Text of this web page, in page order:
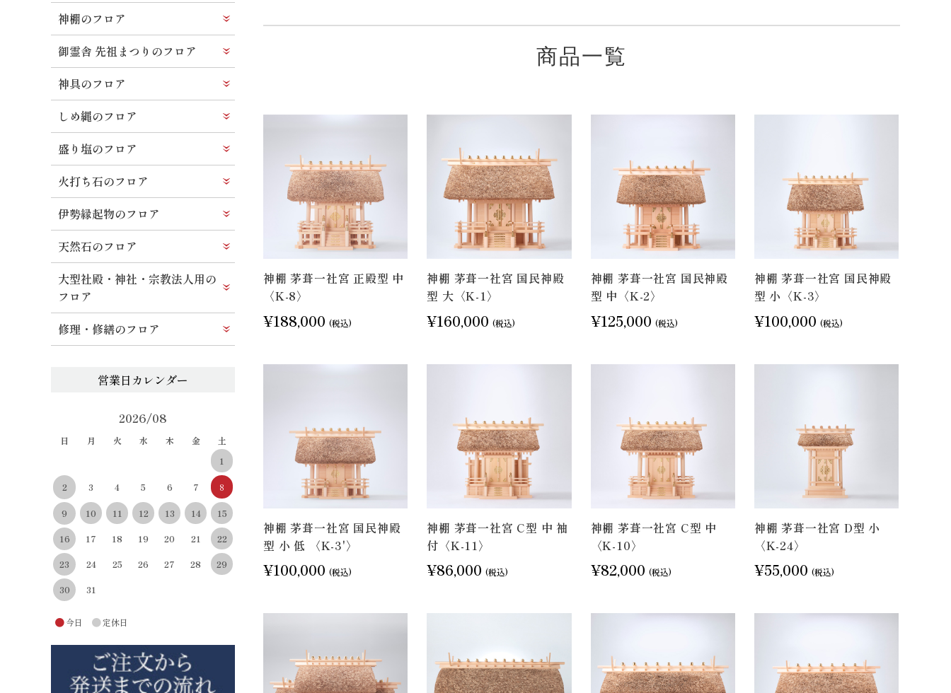
商品一覧
神棚 茅葺一社宮 正殿型 中
〈K-8〉
¥188,000 (税込)
神棚 茅葺一社宮 国民神殿
型 大〈K-1〉
¥160,000 (税込)
神棚 茅葺一社宮 国民神殿
型 中〈K-2〉
¥125,000 (税込)
神棚 茅葺一社宮 国民神殿
型 小〈K-3〉
¥100,000 (税込)
神棚 茅葺一社宮 国民神殿
型 小 低 〈K-3'〉
¥100,000 (税込)
神棚 茅葺一社宮 C型 中 袖
付〈K-11〉
¥86,000 (税込)
神棚 茅葺一社宮 C型 中
〈K-10〉
¥82,000 (税込)
神棚 茅葺一社宮 D型 小
〈K-24〉
¥55,000 (税込)
神棚のフロア
御霊舎 先祖まつりのフロア
神具のフロア
しめ縄のフロア
盛り塩のフロア
火打ち石のフロア
伊勢縁起物のフロア
天然石のフロア
大型社殿・神社・宗教法人用の
フロア
修理・修繕のフロア
2026/08
日 月 火 水 木 金
土
1
2 3 4 5 6 7 8
9 10 11 12 13 14 15
16 17 18 19 20 21 22
23 24 25 26 27 28 29
30 31
●今日 ●定休日